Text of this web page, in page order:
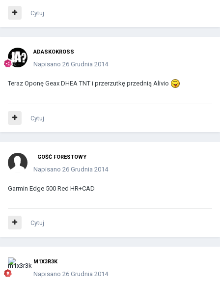
Cytuj
ADASKOKROSS
Napisano 26 Grudnia 2014
Teraz Oponę Geax DHEA TNT i przerzutkę przednią Alivio
Cytuj
GOŚĆ FORESTOWY
Napisano 26 Grudnia 2014
Garmin Edge 500 Red HR+CAD
Cytuj
M1X3R3K
Napisano 26 Grudnia 2014